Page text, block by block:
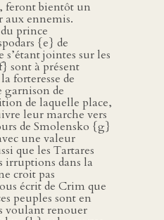
feront bientôt un
aux ennemis.
prince
{e} de
jointes sur les
sont à présent
forteresse de
de
de laquelle place,
leur marche vers
de Smolensko {g}
une valeur
que les Tartares
irruptions dans la
croit pas
écrit de Crim que
peuples sont en
voulant renouer